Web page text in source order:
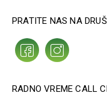
PRATITE NAS NA
RADNO VREME CALL